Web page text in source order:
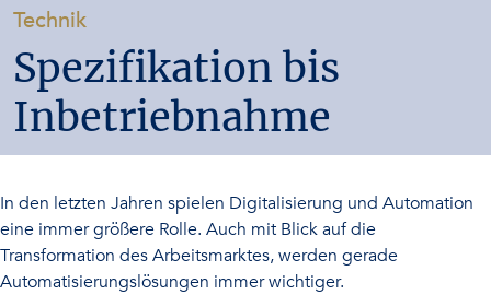
Technik-
Spezifikation bis
Inbetriebnahme
In den letzten Jahren spielen Digitalisierung und Automation
eine immer größere Rolle. Auch mit Blick auf die
Transformation des Arbeitsmarktes, werden gerade
Automatisierungslösungen immer wichtiger.